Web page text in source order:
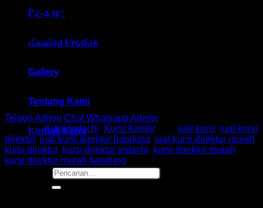
Beranda
Katalog Produk
Gallery
Tentang Kami
Kontak Kami
Pencarian
untuk:
Kursi Kantor Direktur
Indachi HM Eltium I AL
Telpon Admin Chat Whatsapp Admin
Kategori:Kursi Indachi Kursi Kantor jual kursi jual kursi
direktur, jual kursi direktur bandung jual kursi direktur murah
kursi direktur, kursi direktur indachi kursi direktur murah
kursi direktur murah bandung